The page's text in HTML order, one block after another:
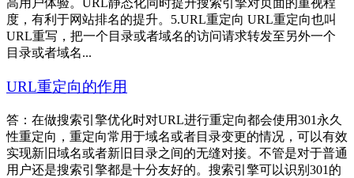
高用户体验。URL静态化同时提升搜索引擎对页面的重视程
度，有利于网站排名的提升。5.URL重定向 URL重定向也叫
URL重写，把一个目录或者域名的访问请求转发至另外一个
目录或者域名...
URL重定向的作用
答：在做搜索引擎优化时对URL进行重定向都会使用301永久
性重定向，重定向常用于域名或者目录变更的情况，可以有效
实现新旧域名或者新旧目录之间的无缝对接。不管是对于普通
用户还是搜索引擎都是十分友好的。搜索引擎可以识别301的